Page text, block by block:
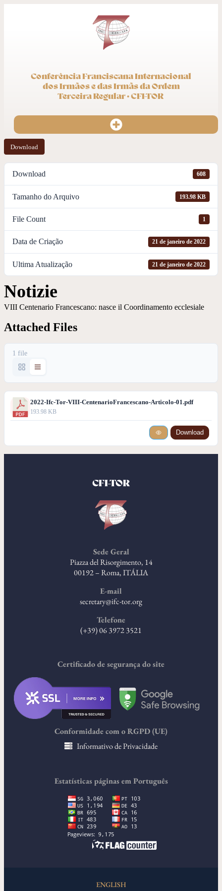
Conferência Franciscana Internacional
dos Irmãos e das Irmãs da Ordem
Terceira Regular · CFI-TOR
Download
Download 608
Tamanho do Arquivo 193.98 KB
File Count 1
Data de Criação 21 de janeiro de 2022
Ultima Atualização 21 de janeiro de 2022
Notizie
VIII Centenario Francescano: nasce il Coordinamento ecclesiale
Attached Files
1 file
2022-Ifc-Tor-VIII-CentenarioFrancescano-Articolo-01.pdf
193.98 KB
Download
CFI-TOR
Sede Geral
Piazza del Risorgimento, 14
00192 – Roma, ITÁLIA
E-mail
secretary@ifc-tor.org
Telefone
(+39) 06 3972 3521
Certificado de segurança do site
Conformidade com o RGPD (UE)
Informativo de Privacidade
Estatísticas páginas em Português
ENGLISH